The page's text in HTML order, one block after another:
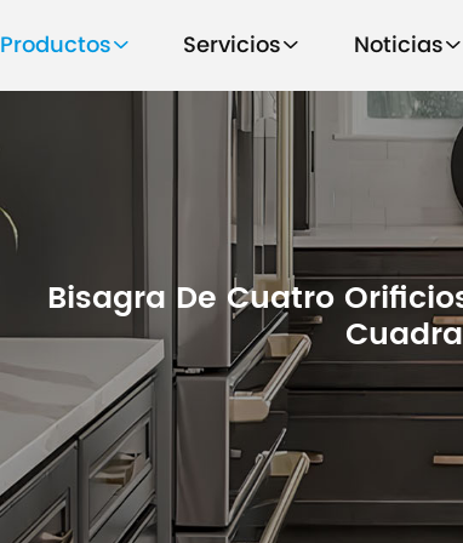
Productos Servicios Noticias
Bisagra De Cuatro